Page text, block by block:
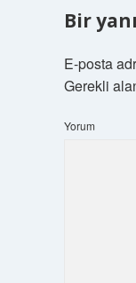
Bir
E-posta
Gerekli
Yorum